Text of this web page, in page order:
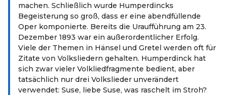
machen. Schließlich wurde Humperdincks
Begeisterung so groß, dass er eine abendfüllende
Oper komponierte. Bereits die Uraufführung am 23.
Dezember 1893 war ein außerordentlicher Erfolg.
Viele der Themen in Hänsel und Gretel werden oft für
Zitate von Volksliedern gehalten. Humperdinck hat
sich zwar vieler Volkliedfragmente bedient, aber
tatsächlich nur drei Volkslieder unverändert
verwendet: Suse, liebe Suse, was raschelt im Stroh?